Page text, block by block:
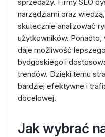
narzędziami oraz
skutecznie analizować
użytkowników. Ponadto,
daje możliwość
bydgoskiego i
trendów. Dzięki temu
bardziej efektywne i
docelowej.
Jak wybrać